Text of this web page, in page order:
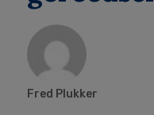
Fred Plukker